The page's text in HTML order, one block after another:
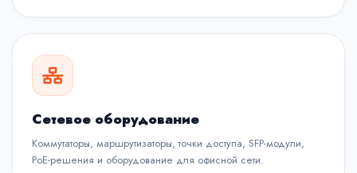
Сетевое оборудование
Коммутаторы, маршрутизаторы, точки доступа, SFP-модули,
PoE-решения и оборудование для офисной сети.